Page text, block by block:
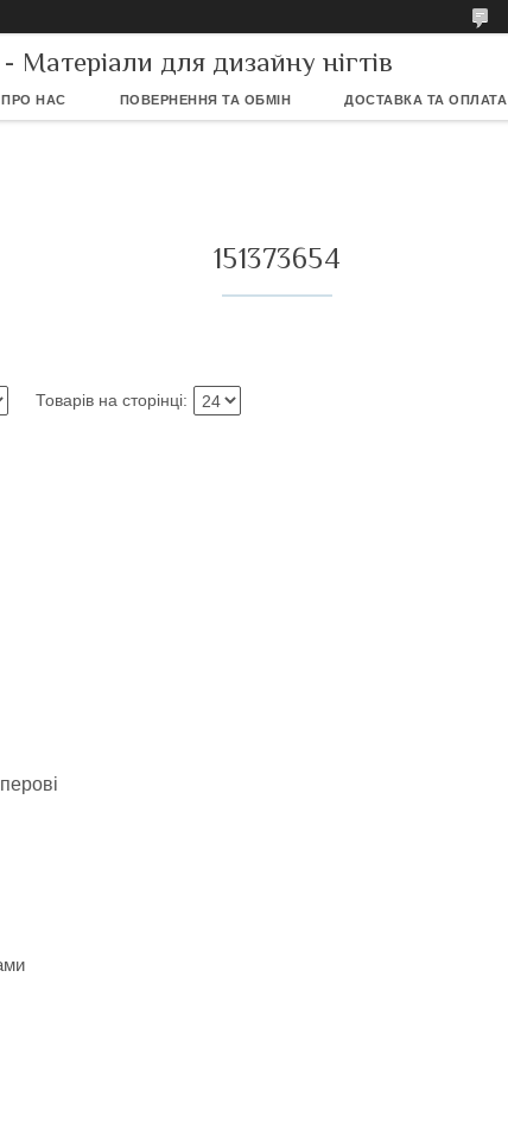
Матеріали для дизайну нігтів
ПРО НАС ПОВЕРНЕННЯ ТА ОБМІН ДОСТАВКА ТА ОПЛАТА
151373654